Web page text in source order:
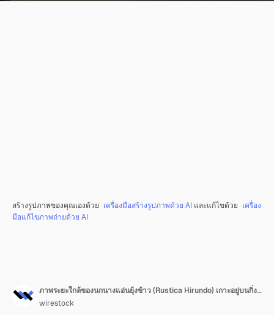
สร้างรูปภาพของคุณเองด้วย เครื่องมือสร้างรูปภาพด้วย AI และแก้ไขด้วย เครื่อง
มือแก้ไขภาพถ่ายด้วย AI
ภาพระยะใกล้ของนกนางแอ่นยุ้งข้าว (Rustica Hirundo) เกาะอยู่บนกิ่งไม้
wirestock